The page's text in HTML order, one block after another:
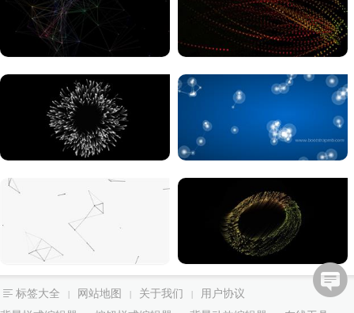
标签大全 网站地图 关于我们
用户协议